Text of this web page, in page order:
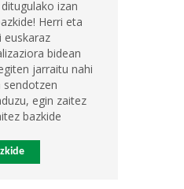
izan
Herri eta
euskaraz
bidean
jarraitu nahi
sendotzen
egin zaitez
bazkide